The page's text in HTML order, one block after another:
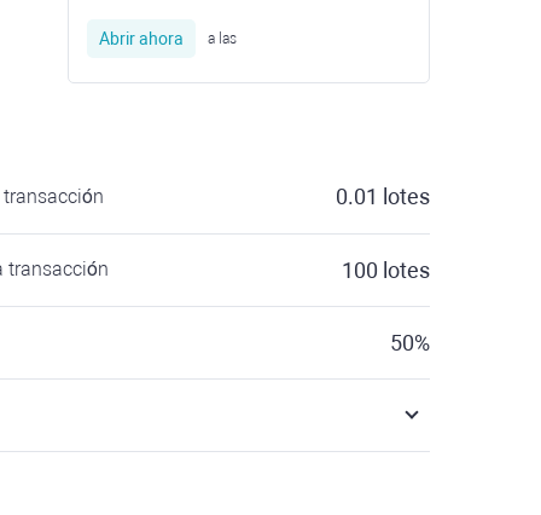
Abrir ahora a las
0.01 lotes
transacción 100 lotes
50%